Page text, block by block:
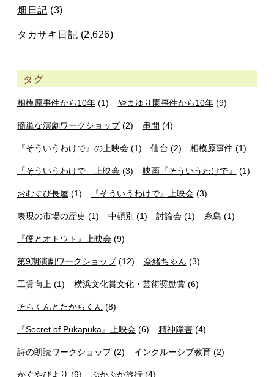
畑日記 (3)
タカサキ日記 (2,626)
タグ
相模原事件から10年 (1) やまゆり園事件から10年(9)
簡単な演劇ワークショップ(2) 串間 (4)
『そういうわけで』の上映会 (1) 仙台 (2) 相模原事件 (1)
「そういうわけで」上映会 (3) 映画『そういうわけで』 (1)
おむすび長屋 (1) 『そういうわけで』上映会(3)
表現の市場の歴史 (1) 中頓別 (1) 討論会 (1) 糸島 (1)
『僕とオトウト』上映会 (9)
第9期演劇ワークショップ(12) 奈緒ちゃん (3)
工賃向上 (1) 横浜文化賞文化・芸術奨励賞(6)
そらくんとたからくん (8)
『Secret of Pukapuka』上映会 (6) 精神障害(4)
詩の朗読ワークショップ(2) インクルーシブ教育(2)
かぐやびより (9) ぷかぷか旅行(4)